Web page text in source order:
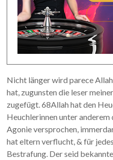
Nicht länger wird parece
hat, zugunsten die leser
zugefügt. 68Allah hat den
Heuchlerinnen unter anderem
Agonie versprochen,
hat eltern verflucht, & für
Bestrafung. Der seid